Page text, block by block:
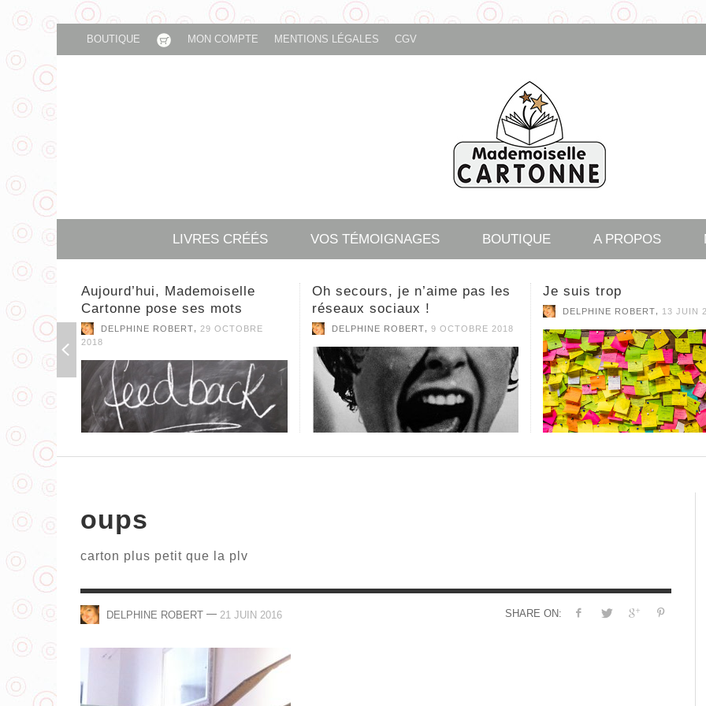
BOUTIQUE MON COMPTE MENTIONS LÉGALES CGV
LIVRES CRÉÉS VOS TÉMOIGNAGES BOUTIQUE A PROPOS
DELPHINE ROBERT
JE SUIS TROP
DELPHINE ROBERT 13 JUIN 2017
Oh secours, je n’aime pas les
réseaux sociaux !
DELPHINE ROBERT 9 OCTOBRE 2018
Je suis trop
DELPHINE ROBERT ,
Aucun enfant SANS
Jouer cet été !!!
DELPHINE ROBERT,29 MAI
oups
carton plus petit que la plv
SHARE ON:
DELPHINE ROBERT — 21 JUIN 2016